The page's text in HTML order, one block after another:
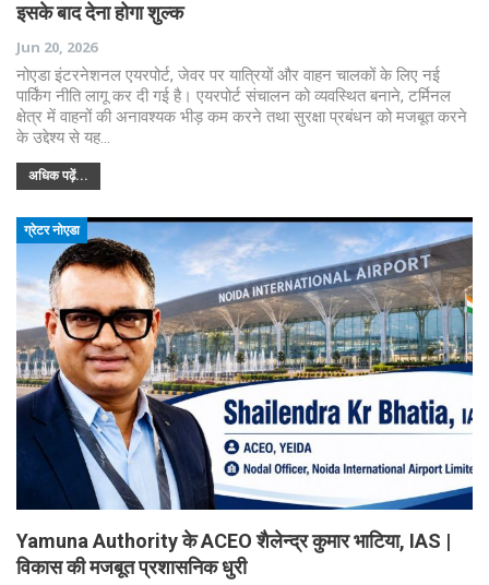
इसके बाद देना होगा शुल्क
Jun 20, 2026
नोएडा इंटरनेशनल एयरपोर्ट, जेवर पर यात्रियों और वाहन चालकों के लिए नई
पार्किंग नीति लागू कर दी गई है। एयरपोर्ट संचालन को व्यवस्थित बनाने, टर्मिनल
क्षेत्र में वाहनों की अनावश्यक भीड़ कम करने तथा सुरक्षा प्रबंधन को मजबूत करने
के उद्देश्य से यह…
अधिक पढ़ें...
ग्रेटर नोएडा
Yamuna Authority के ACEO शैलेन्द्र कुमार भाटिया, IAS |
विकास की मजबूत प्रशासनिक धुरी